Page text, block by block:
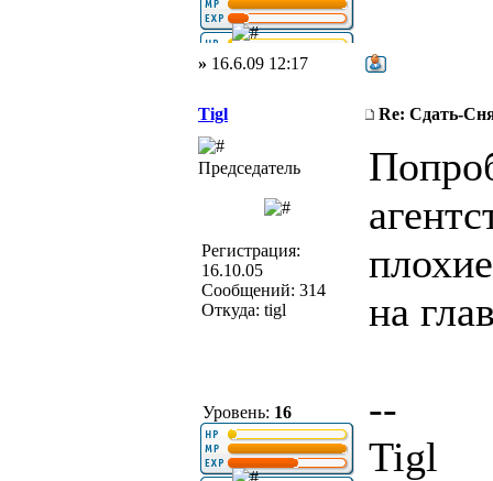
» 16.6.09 12:17
Tigl Re: Сдать-
Председатель
Регистрация:
16.10.05
Сообщений: 314
Откуда: tigl
Уровень: 16
на
--
Tigl